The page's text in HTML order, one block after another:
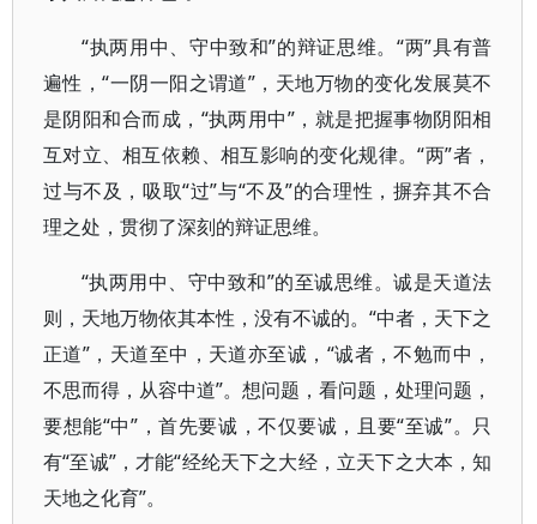
“执两用中、守中致和”的辩证思维。“两”具有普
遍性，“一阴一阳之谓道”，天地万物的变化发展莫不
是阴阳和合而成，“执两用中”，就是把握事物阴阳相
互对立、相互依赖、相互影响的变化规律。“两”者，
过与不及，吸取“过”与“不及”的合理性，摒弃其不合
理之处，贯彻了深刻的辩证思维。
“执两用中、守中致和”的至诚思维。诚是天道法
则，天地万物依其本性，没有不诚的。“中者，天下之
正道”，天道至中，天道亦至诚，“诚者，不勉而中，
不思而得，从容中道”。想问题，看问题，处理问题，
要想能“中”，首先要诚，不仅要诚，且要“至诚”。只
有“至诚”，才能“经纶天下之大经，立天下之大本，知
天地之化育”。